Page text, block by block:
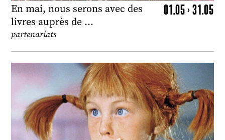
En mai, nous serons avec des
livres auprès de …
01.05 > 31.05
partenariats